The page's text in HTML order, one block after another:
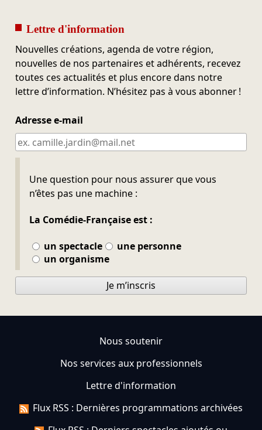
Lettre d'information
Nouvelles créations, agenda de votre région,
nouvelles de nos partenaires et adhérents, recevez
toutes ces actualités et plus encore dans notre
lettre d’information. N’hésitez pas à vous abonner !
Adresse e-mail
Une question pour nous assurer que vous
n’êtes pas une machine :
La Comédie-Française est :
un spectacle
une personne
un organisme
Ne pas remplir
Je m’inscris
Nous soutenir
Nos services aux professionnels
Lettre d'information
Flux RSS : Dernières programmations archivées